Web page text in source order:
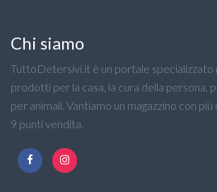
Chi siamo
TuttoDetersivi.it è un portale specializzato
prodotti per la casa, la cura della persona,
per animali. Vantiamo un magazzino con
9 punti vendita.